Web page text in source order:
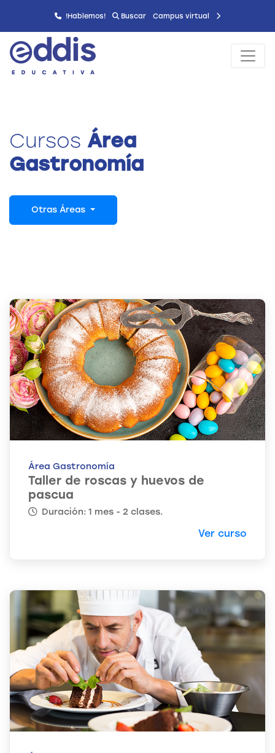
!Hablemos! Buscar Campus virtual
Cursos Área
Gastronomía
Otras Áreas
Área Gastronomía
Taller de roscas y huevos de
pascua
Duración: 1 mes - 2 clases.
Ver curso